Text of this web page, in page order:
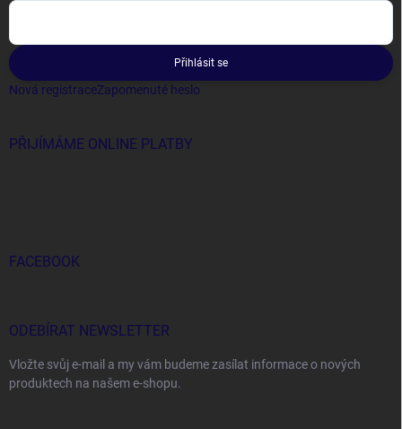
Přihlásit se
Nová registraceZapomenuté heslo
PŘIJÍMÁME ONLINE PLATBY
FACEBOOK
ODEBÍRAT NEWSLETTER
Vložte svůj e-mail a my vám budeme zasílat informace o nových
produktech na našem e-shopu.